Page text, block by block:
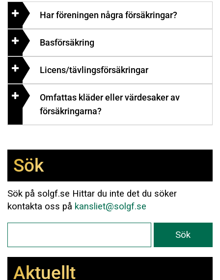
Har föreningen några försäkringar?
Basförsäkring
Licens/tävlingsförsäkringar
Omfattas kläder eller värdesaker av
försäkringarna?
Sök
Sök på solgf.se Hittar du inte det du söker
kontakta oss på kansliet@solgf.se
Aktuellt